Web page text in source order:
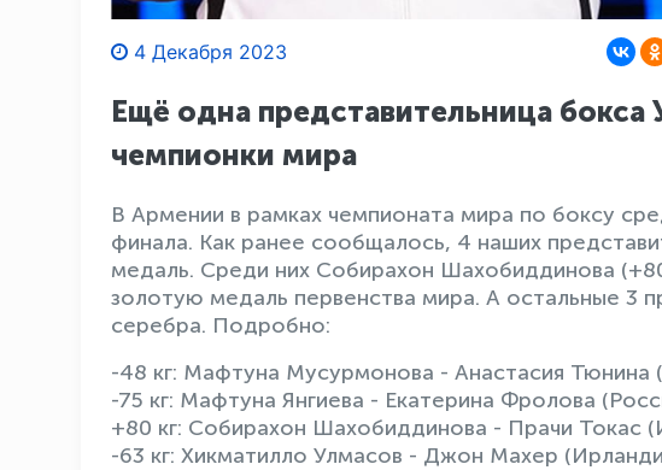
4 Декабря 2023
Ещё одна представительница бокса
чемпионки мира
В Армении в рамках чемпионата мира по боксу
финала. Как ранее сообщалось, 4 наших
медаль. Среди них Собирахон Шахобиддинова
золотую медаль первенства мира. А остальные 3
серебра. Подробно:
-48 кг: Мафтуна Мусурмонова - Анастасия Тюнина
-75 кг: Мафтуна Янгиева - Екатерина Фролова
+80 кг: Собирахон Шахобиддинова - Прачи Токас
-63 кг: Хикматилло Улмасов - Джон Махер